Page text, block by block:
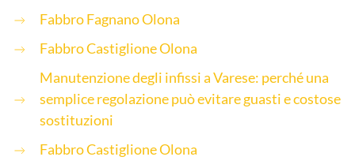
Fabbro Fagnano Olona
Fabbro Castiglione Olona
Manutenzione degli infissi a Varese: perché una
semplice regolazione può evitare guasti e costose
sostituzioni
Fabbro Castiglione Olona